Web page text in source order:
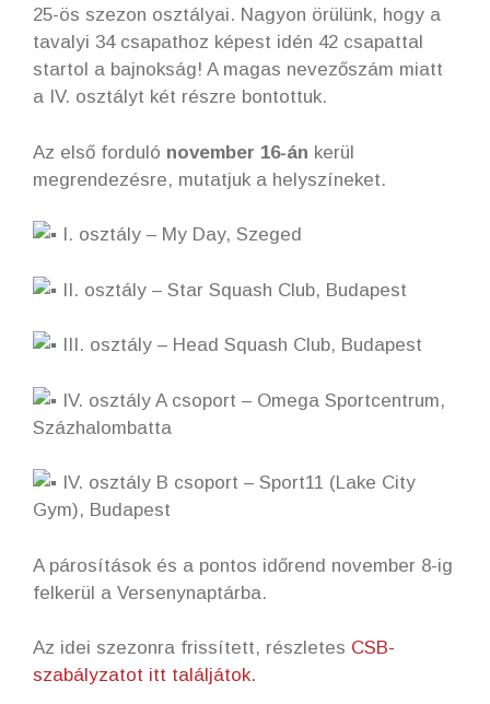
25-ös szezon osztályai. Nagyon örülünk, hogy a
tavalyi 34 csapathoz képest idén 42 csapattal
startol a bajnokság! A magas nevezőszám miatt
a IV. osztályt két részre bontottuk.
Az első forduló november 16-án kerül
megrendezésre, mutatjuk a helyszíneket.
I. osztály – My Day, Szeged
II. osztály – Star Squash Club, Budapest
III. osztály – Head Squash Club, Budapest
IV. osztály A csoport – Omega Sportcentrum,
Százhalombatta
IV. osztály B csoport – Sport11 (Lake City
Gym), Budapest
A párosítások és a pontos időrend november 8-ig
felkerül a Versenynaptárba.
Az idei szezonra frissített, részletes CSB-
szabályzatot itt találjátok.